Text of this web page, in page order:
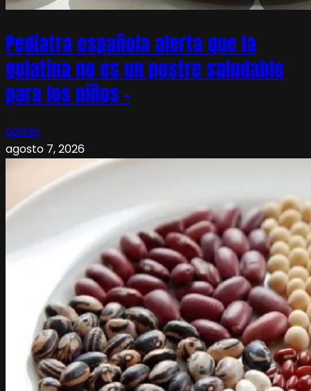
Pediatra española alerta que la
gelatina no es un postre saludable
para los niños –
admin
agosto 7, 2026